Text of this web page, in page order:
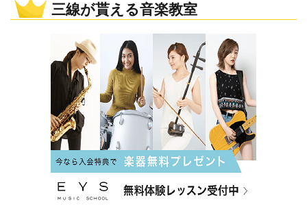
三線が貰える音楽教室